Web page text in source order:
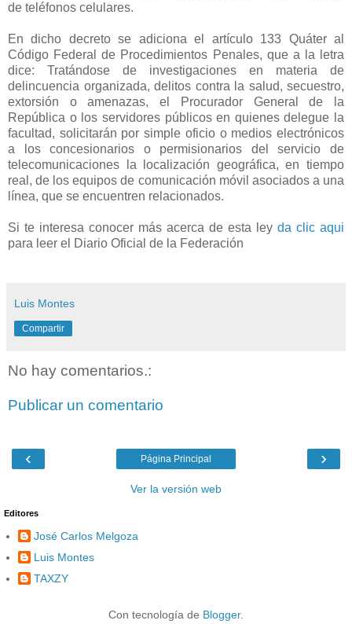
de teléfonos celulares.
En dicho decreto se adiciona el artículo 133 Quáter al
Código Federal de Procedimientos Penales, que a la letra
dice: Tratándose de investigaciones en materia de
delincuencia organizada, delitos contra la salud, secuestro,
extorsión o amenazas, el Procurador General de la
República o los servidores públicos en quienes delegue la
facultad, solicitarán por simple oficio o medios electrónicos
a los concesionarios o permisionarios del servicio de
telecomunicaciones la localización geográfica, en tiempo
real, de los equipos de comunicación móvil asociados a una
línea, que se encuentren relacionados.
Si te interesa conocer más acerca de esta ley da clic aqui
para leer el Diario Oficial de la Federación
Luis Montes
Compartir
No hay comentarios.:
Publicar un comentario
‹ ›
Página Principal
Ver la versión web
Editores
José Carlos Melgoza
Luis Montes
TAXZY
Con tecnología de Blogger.